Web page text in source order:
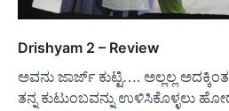
Drishyam 2 – Review
ಅವನು ಜಾರ್ಜ್ ಕುಟ್ಟಿ…. ಅಲ್ಲಲ್ಲ
ತನ್ನ ಕುಟುಂಬವನ್ನು ಉಳಿಸಿಕೊಳ್ಳಲು